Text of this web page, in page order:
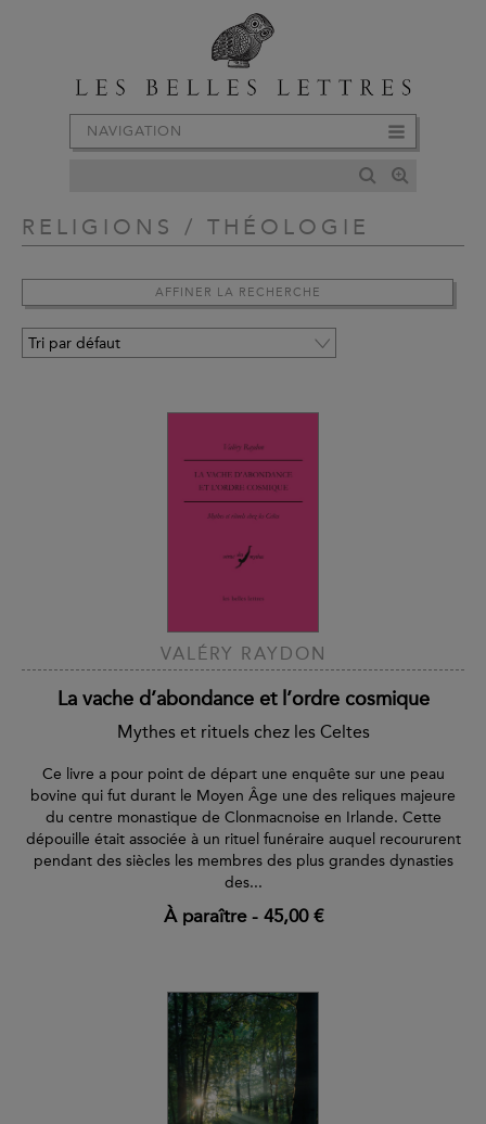
NAVIGATION
RELIGIONS / THÉOLOGIE
AFFINER LA RECHERCHE
VALÉRY RAYDON
La vache d’abondance et l’ordre cosmique
Mythes et rituels chez les Celtes
Ce livre a pour point de départ une enquête sur une peau
bovine qui fut durant le Moyen Âge une des reliques majeure
du centre monastique de Clonmacnoise en Irlande. Cette
dépouille était associée à un rituel funéraire auquel recoururent
pendant des siècles les membres des plus grandes dynasties
des...
À paraître- 45,00 €